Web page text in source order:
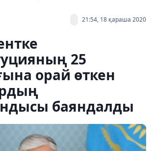
21:54, 18 қараша 2020
25
орай өткен
баяндалды